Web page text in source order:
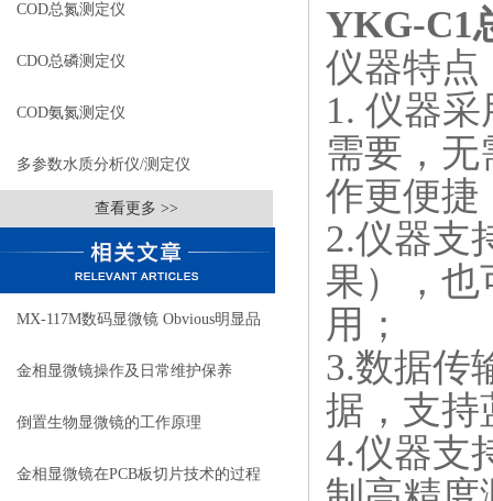
COD总氮测定仪
CDO总磷测定仪
COD氨氮测定仪
多参数水质分析仪/测定仪
查看更多 >>
MX-117M数码显微镜 Obvious明显品
牌值得推荐
金相显微镜操作及日常维护保养
倒置生物显微镜的工作原理
金相显微镜在PCB板切片技术的过程
YKG-C1
仪器特点
1. 仪器
需要，
作更便捷
2.仪器支
果），也
用；
3.数据传
据，支持
4.仪器支